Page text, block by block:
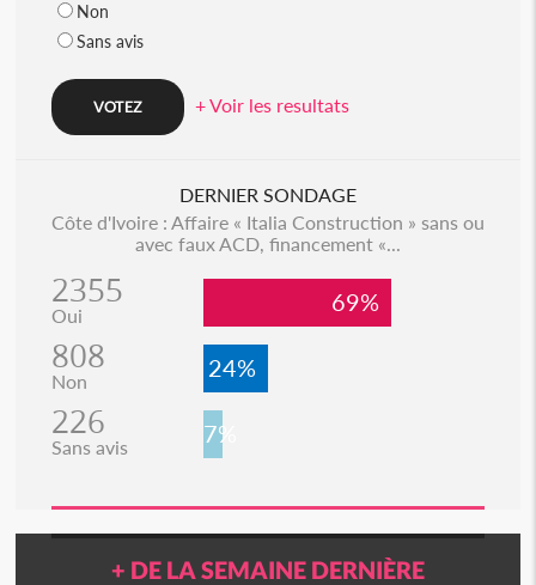
Non
Sans avis
+ Voir les resultats
DERNIER SONDAGE
Côte d'Ivoire : Affaire « Italia Construction » sans ou
avec faux ACD, financement «...
2355
Oui 69%
808
Non 24%
226
Sans avis 7%
+ DE LA SEMAINE DERNIÈRE